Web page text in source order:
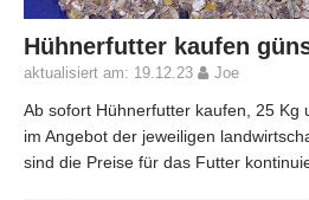
Hühnerfutter kaufen
aktualisiert am: 19.12.23 Joe
Ab sofort Hühnerfutter kaufen, 25 Kg
im Angebot der jeweiligen
sind die Preise für das Futter